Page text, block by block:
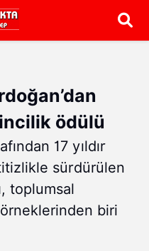
ödülü
17 yıldır
sürdürülen
toplumsal
biri